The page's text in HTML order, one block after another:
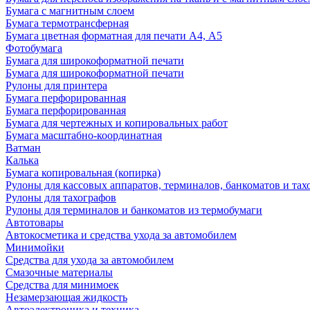
Бумага с магнитным слоем
Бумага термотрансферная
Бумага цветная форматная для печати А4, А5
Фотобумага
Бумага для широкоформатной печати
Бумага для широкоформатной печати
Рулоны для принтера
Бумага перфорированная
Бумага перфорированная
Бумага для чертежных и копировальных работ
Бумага масштабно-координатная
Ватман
Калька
Бумага копировальная (копирка)
Рулоны для кассовых аппаратов, терминалов, банкоматов и
Рулоны для тахографов
Рулоны для терминалов и банкоматов из термобумаги
Автотовары
Автокосметика и средства ухода за автомобилем
Минимойки
Средства для ухода за автомобилем
Смазочные материалы
Средства для минимоек
Незамерзающая жидкость